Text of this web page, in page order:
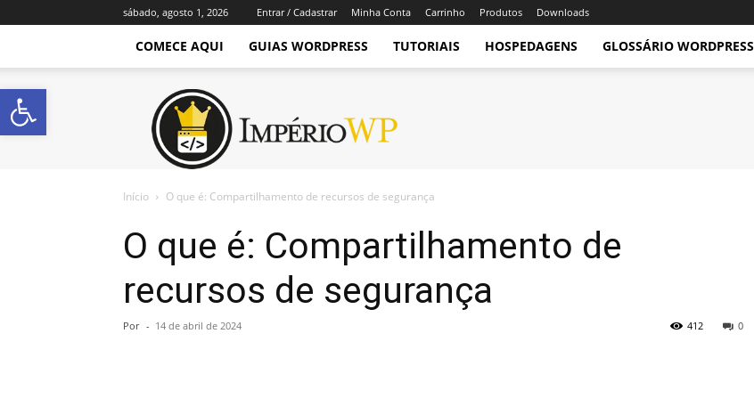
sábado, agosto 1, 2026 Entrar / Cadastrar Minha Conta Carrinho Produtos Downloads
COMECE AQUI GUIAS WORDPRESS TUTORIAIS HOSPEDAGENS GLOSSÁRIO WORDPRESS
Império
WordPress
Início O que é: Compartilhamento de recursos de segurança
O que é: Compartilhamento de
recursos de segurança
Por - 14 de abril de 2024 0
412
Abrir a barra de ferramentas